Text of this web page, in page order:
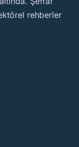
rehberler